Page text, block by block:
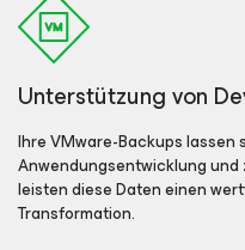
Unterstützung von
Ihre VMware-Backups lassen
Anwendungsentwicklung und
leisten diese Daten einen
Transformation.